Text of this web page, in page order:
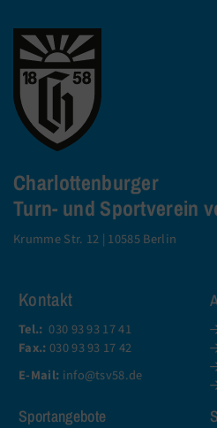
Charlottenburger
Turn- und Sportverein
Krumme Str. 12 | 10585 Berlin
Kontakt
Tel.: 030 93 93 17 41
Fax.:030 93 93 17 42
E-Mail: info@tsv58.de
Sportangebote